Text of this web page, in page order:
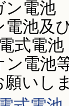
ン電池
電池及
式電
ン電池
いし